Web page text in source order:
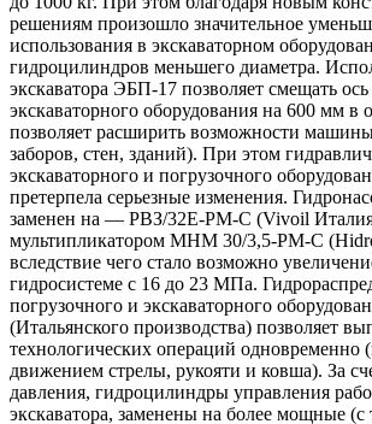
решениям произошло значительное
использования в экскаваторном
гидроцилиндров меньшего диаметра.
экскаватора ЭБП-17 позволяет смещать
экскаваторного оборудования на 600 мм в
позволяет расширить возможности
заборов, стен, зданий). При этом
экскаваторного и погрузочного
претерпела серьезные изменения.
заменен на — РВЗ/32Е-РМ-С (Vivoil
мультипликатором МНМ 30/3,5-РМ-С
вследствие чего стало возможно
гидросистеме с 16 до 23 МПа.
погрузочного и экскаваторного
(Итальянского производства) позволяет
технологических операций одновременно
движением стрелы, рукояти и ковша). За
давления, гидроцилиндры управления
экскаватора, заменены на более мощные